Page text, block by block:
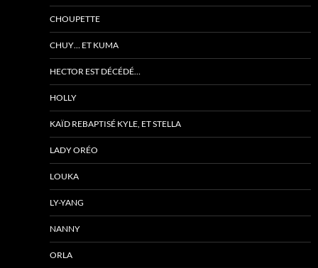
CHOUPETTE
CHUY… ET KUMA
HECTOR EST DÉCÉDÉ…
HOLLY
KAÏD REBAPTISÉ KYLE, ET STELLA
LADY ORÉO
LOUKA
LY-YANG
NANNY
ORLA